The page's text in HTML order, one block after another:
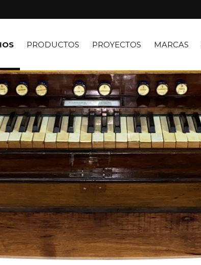
PRODUCTOS PROYECTOS MARCAS